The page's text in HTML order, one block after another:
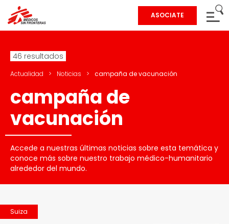
ASOCIATE
46 resultados
Actualidad > Noticias > campaña de vacunación
campaña de
vacunación
Accede a nuestras últimas noticias sobre esta temática y
conoce más sobre nuestro trabajo médico-humanitario
alrededor del mundo.
Suiza